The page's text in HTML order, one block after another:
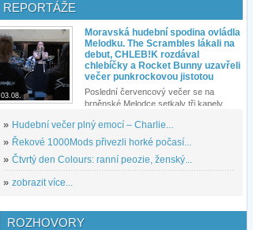
REPORTÁŽE
03.08.
Moravská hudební spodina ovládla
Melodku. The Scrambles lákali na
debut, CHLEB!K rozdával
chlebíčky a Rocket Bunny uzavřeli
večer punkrockovou jistotou
Poslední červencový večer se na
brněnské Melodce setkaly tři kapely...
» Hudební večer plný emocí – Charlie...
» Řekové 1000Mods přivezli horké počasí...
» Čtvrtý den Colours: ranní peozie, ženský...
» zobrazit více...
ROZHOVORY